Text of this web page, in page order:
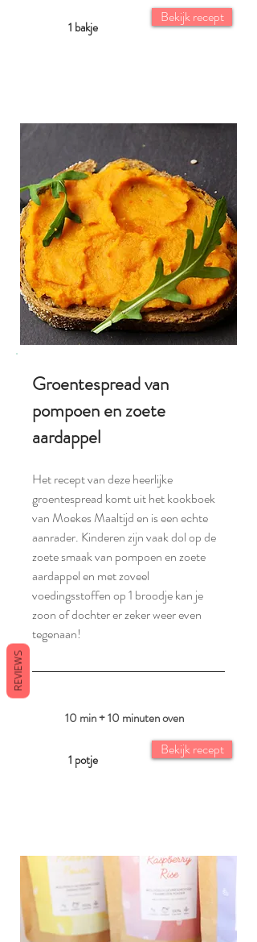
1 bakje
Bekijk recept
Groentespread van
pompoen en zoete
aardappel
Het recept van deze heerlijke
groentespread komt uit het kookboek
van Moekes Maaltijd en is een echte
aanrader. Kinderen zijn vaak dol op de
zoete smaak van pompoen en zoete
aardappel en met zoveel
voedingsstoffen op 1 broodje kan je
zoon of dochter er zeker weer even
tegenaan!
10 min + 10 minuten oven
1 potje
Bekijk recept
REVIEWS